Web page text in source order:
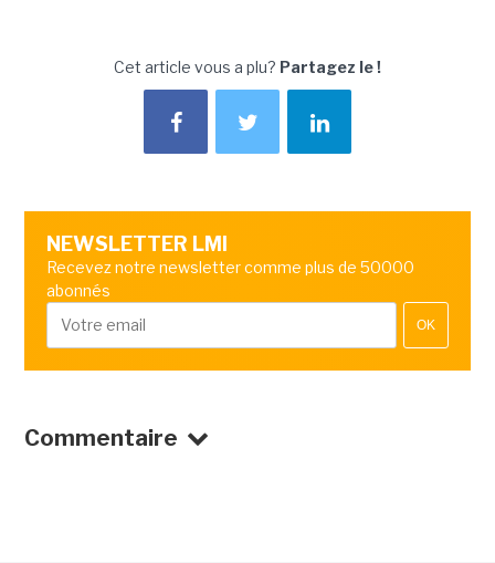
Cet article vous a plu? Partagez le !
NEWSLETTER LMI
Recevez notre newsletter comme plus de 50000
abonnés
OK
Commentaire